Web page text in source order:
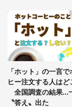
7万人
ード
あま
座布
「ホット」の一言
ヒー注文する人はど
全国調査の結果...
〝答え〟出た